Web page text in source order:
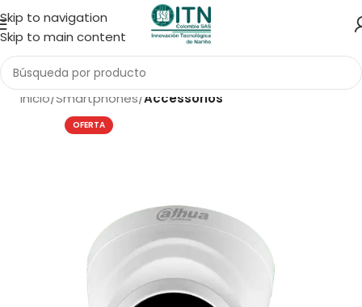
Skip to navigation
Skip to main content
Inicio Smartphones Accessorios
OFERTA